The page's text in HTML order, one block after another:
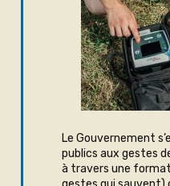
Le Gouvernement
publics aux gestes
à travers une